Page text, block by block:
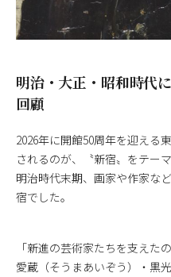
明治・大正・昭和時代
回顧
2026年に開館50周年を迎える
されるのが、〝新宿〟をテー
明治時代末期、画家や作家な
宿でした。
「新進の芸術家たちを支えた
愛蔵（そうまあいぞう）・黒